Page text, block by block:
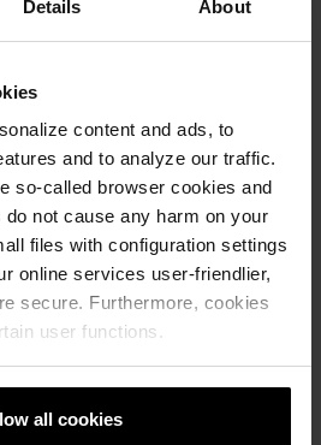
Details About
content and ads, to
and to analyze our traffic.
so-called browser cookies and
not cause any harm on your
files with configuration settings
online services user-friendlier,
secure. Furthermore, cookies
user functions.
all cookies